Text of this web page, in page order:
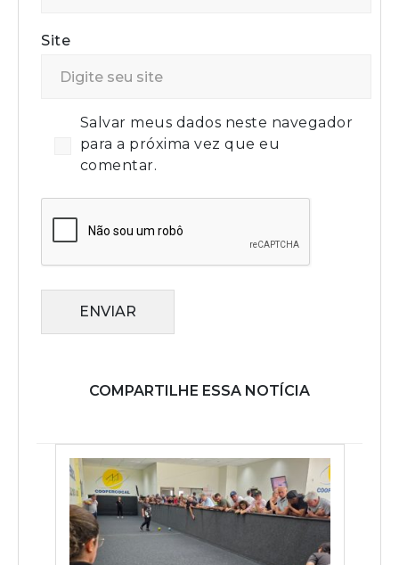
Site
Salvar meus dados neste navegador
para a próxima vez que eu
comentar.
ENVIAR
COMPARTILHE ESSA NOTÍCIA